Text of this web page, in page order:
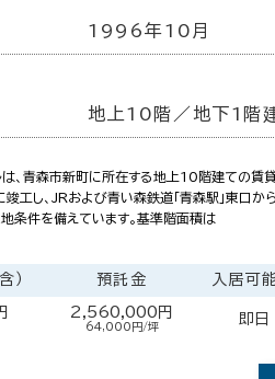
1996年10月
地上10階／地下1階
は、青森市新町に所在する地上10階建ての賃
工し、JRおよび青い森鉄道「青森駅」東口か
条件を備えています。基準階面積は
） 預託金 入居可
2,560,000円
64,000円/坪 即日
)